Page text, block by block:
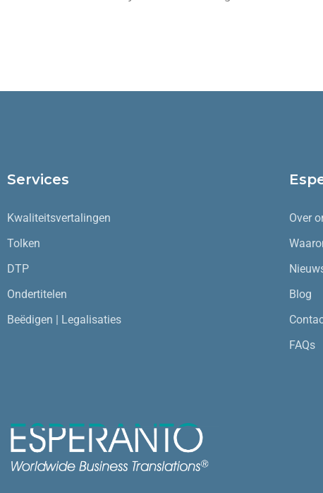
Services
Kwaliteitsvertalingen
Tolken
DTP
Ondertitelen
Beëdigen | Legalisaties
Over
Blog
FAQs